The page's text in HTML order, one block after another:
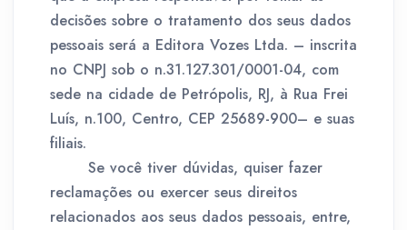
decisões sobre o tratamento dos seus dados
pessoais será a Editora Vozes Ltda. – inscrita
no CNPJ sob o n.31.127.301/0001-04, com
sede na cidade de Petrópolis, RJ, à Rua Frei
Luís, n.100, Centro, CEP 25689-900– e suas
filiais.
Se você tiver dúvidas, quiser fazer
reclamações ou exercer seus direitos
relacionados aos seus dados pessoais, entre,